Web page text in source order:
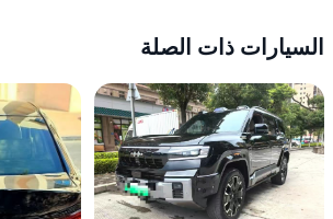
السيارات ذات الصلة